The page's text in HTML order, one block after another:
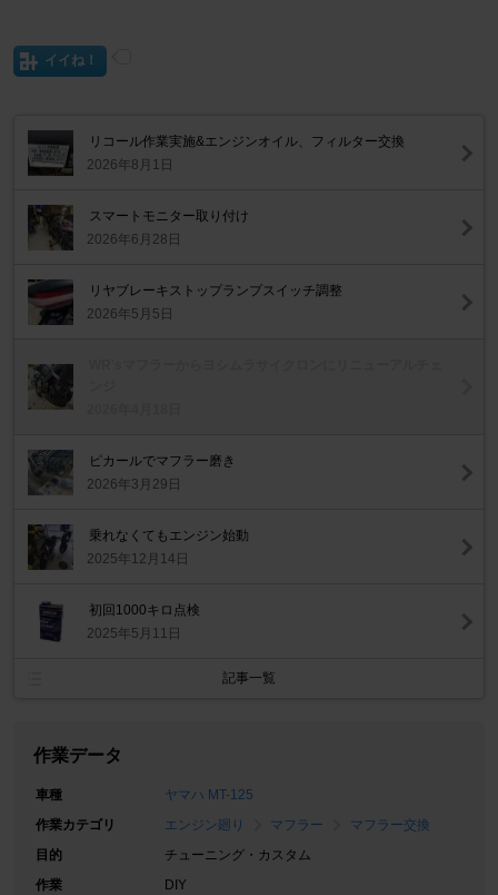
イイね！
リコール作業実施&エンジンオイル、フィルター交換
2026年8月1日
スマートモニター取り付け
2026年6月28日
リヤブレーキストップランプスイッチ調整
2026年5月5日
ピカールでマフラー磨き
2026年3月29日
乗れなくてもエンジン始動
2025年12月14日
初回1000キロ点検
2025年5月11日
記事一覧
作業データ
車種
ヤマハ MT-125
作業カテゴリ
エンジン廻り マフラー
マフラー交換
目的
チューニング・カスタム
作業
DIY